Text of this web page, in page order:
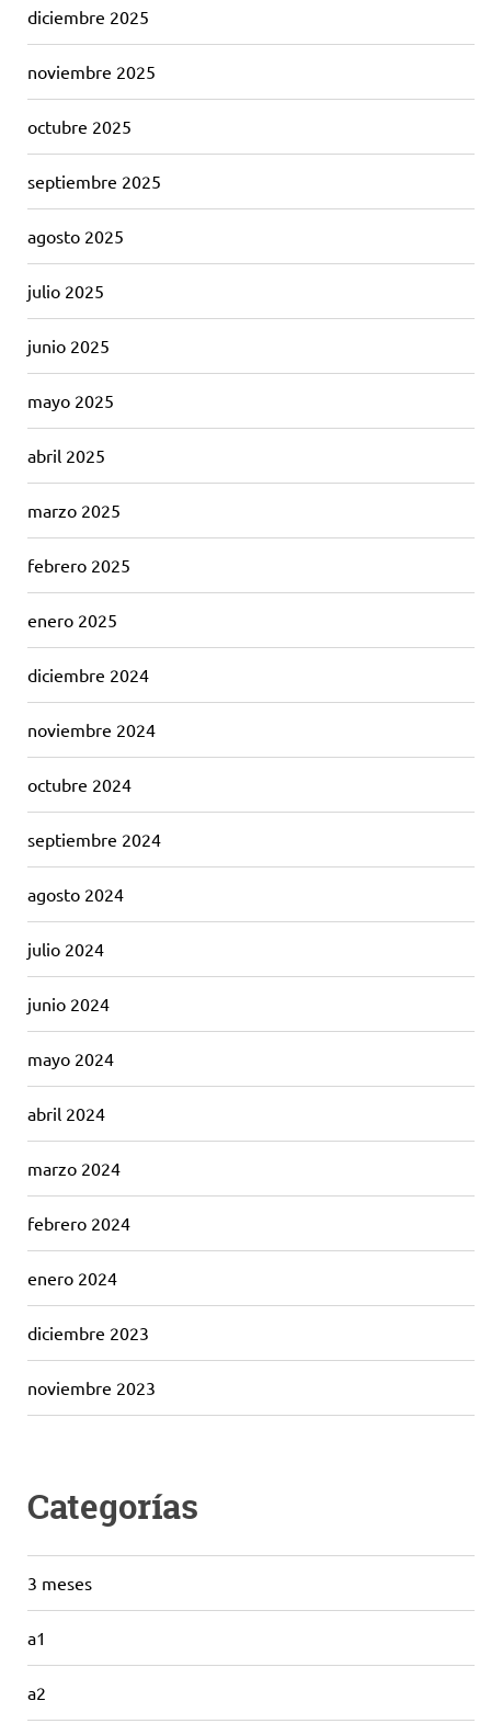
diciembre 2025
noviembre 2025
octubre 2025
septiembre 2025
agosto 2025
julio 2025
junio 2025
mayo 2025
abril 2025
marzo 2025
febrero 2025
enero 2025
diciembre 2024
noviembre 2024
octubre 2024
septiembre 2024
agosto 2024
julio 2024
junio 2024
mayo 2024
abril 2024
marzo 2024
febrero 2024
enero 2024
diciembre 2023
noviembre 2023
Categorías
3 meses
a1
a2